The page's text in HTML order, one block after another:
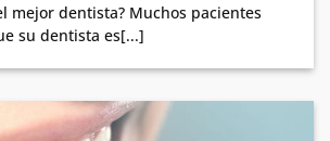
mejor dentista? Muchos pacientes
su dentista es[...]